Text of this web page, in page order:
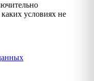
условиях не